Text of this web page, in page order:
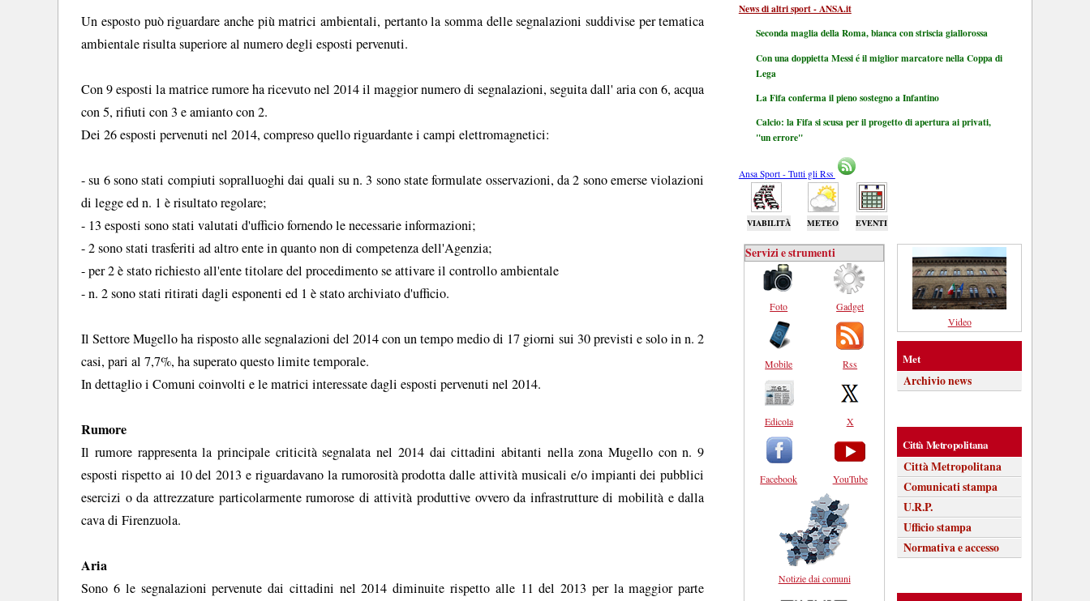
Un esposto può riguardare anche più matrici ambientali, pertanto la somma delle segnalazioni suddivise per tematica
ambientale risulta superiore al numero degli esposti pervenuti.
Con 9 esposti la matrice rumore ha ricevuto nel 2014 il maggior numero di segnalazioni, seguita dall' aria con 6, acqua
con 5, rifiuti con 3 e amianto con 2.
Dei 26 esposti pervenuti nel 2014, compreso quello riguardante i campi elettromagnetici:
- su 6 sono stati compiuti sopralluoghi dai quali su n. 3 sono state formulate osservazioni, da 2 sono emerse violazioni
di legge ed n. 1 è risultato regolare;
- 13 esposti sono stati valutati d'ufficio fornendo le necessarie informazioni;
- 2 sono stati trasferiti ad altro ente in quanto non di competenza dell'Agenzia;
- per 2 è stato richiesto all'ente titolare del procedimento se attivare il controllo ambientale
- n. 2 sono stati ritirati dagli esponenti ed 1 è stato archiviato d'ufficio.
Il Settore Mugello ha risposto alle segnalazioni del 2014 con un tempo medio di 17 giorni sui 30 previsti e solo in n. 2
casi, pari al 7,7%, ha superato questo limite temporale.
In dettaglio i Comuni coinvolti e le matrici interessate dagli esposti pervenuti nel 2014.
Rumore
Il rumore rappresenta la principale criticità segnalata nel 2014 dai cittadini abitanti nella zona Mugello con n. 9
esposti rispetto ai 10 del 2013 e riguardavano la rumorosità prodotta dalle attività musicali e/o impianti dei pubblici
esercizi o da attrezzature particolarmente rumorose di attività produttive ovvero da infrastrutture di mobilità e dalla
cava di Firenzuola.
Aria
Sono 6 le segnalazioni pervenute dai cittadini nel 2014 diminuite rispetto alle 11 del 2013 per la maggior parte
News di altri sport - ANSA.it
Seconda maglia della Roma, bianca con striscia giallorossa
Con una doppietta Messi é il miglior marcatore nella Coppa di
Lega
La Fifa conferma il pieno sostegno a Infantino
Calcio: la Fifa si scusa per il progetto di apertura ai privati,
"un errore"
Ansa Sport - Tutti gli Rss
VIABILITÀ METEO EVENTI
Servizi e strumenti
Foto
Mobile
Edicola
Facebook
Gadget
Rss
X
YouTube
Notizie dai comuni
Video
Met
Archivio news
Città Metropolitana
Città Metropolitana
Comunicati stampa
U.R.P.
Ufficio stampa
Normativa e accesso